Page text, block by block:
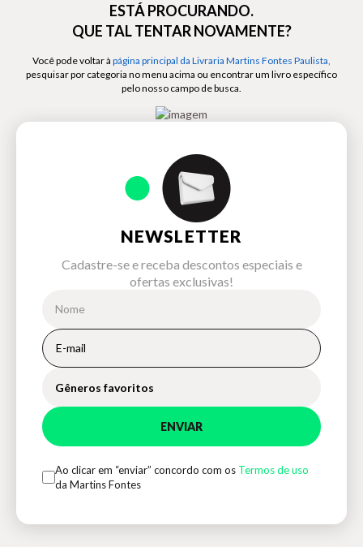
ESTÁ PROCURANDO.
QUE TAL TENTAR NOVAMENTE?
Você pode voltar à página principal da Livraria Martins Fontes Paulista,
pesquisar por categoria no menu acima ou encontrar um livro específico
pelo nosso campo de busca.
NEWSLETTER
Cadastre-se e receba descontos especiais e
ofertas exclusivas!
Gêneros favoritos
ENVIAR
Ao clicar em “enviar” concordo com os Termos de uso
da Martins Fontes